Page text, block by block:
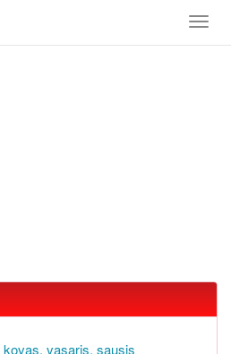
Toggle
kovas, vasaris, sausis